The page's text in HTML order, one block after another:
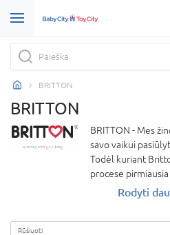
BRITTON
BRITTON
BRITTON - Mes
savo vaikui
Todėl kuriant
procese
patogumą,
Rodyti
Rūšiuoti